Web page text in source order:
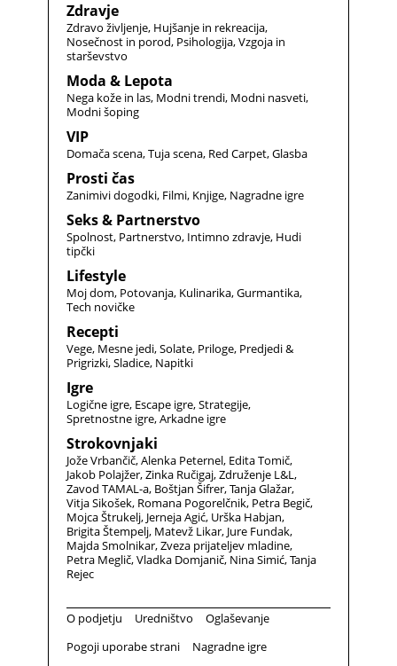
Zdravje
Zdravo življenje Hujšanje in rekreacija
Nosečnost in porod Psihologija Vzgoja in
starševstvo
Moda & Lepota
Nega kože in las Modni trendi Modni nasveti
Modni šoping
VIP
Domača scena Tuja scena Red Carpet Glasba
Prosti čas
Zanimivi dogodki Filmi Knjige Nagradne igre
Seks & Partnerstvo
Spolnost Partnerstvo Intimno zdravje Hudi
tipčki
Lifestyle
Moj dom Potovanja Kulinarika Gurmantika
Tech novičke
Recepti
Vege Mesne jedi Solate Priloge Predjedi &
Prigrizki Sladice Napitki
Igre
Logične igre Escape igre Strategije
Spretnostne igre Arkadne igre
Strokovnjaki
Jože Vrbančič Alenka Peternel Edita Tomič
Jakob Polajžer Zinka Ručigaj Združenje L&L
Zavod TAMAL-a Boštjan Šifrer Tanja Glažar
Vitja Sikošek Romana Pogorelčnik Petra Begič
Mojca Štrukelj Jerneja Agić Urška Habjan
Brigita Štempelj Matevž Likar Jure Fundak
Majda Smolnikar Zveza prijateljev mladine
Petra Meglič Vladka Domjanič Nina Simić Tanja
Rejec
O podjetju Uredništvo
Oglaševanje
Pogoji uporabe strani
Nagradne igre